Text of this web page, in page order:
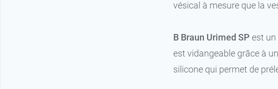
vésical à mesure que la
B Braun Urimed SP est un
est vidangeable grâce à
silicone qui permet de